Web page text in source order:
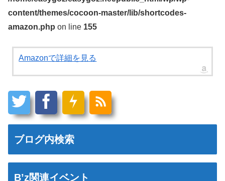
content/themes/cocoon-master/lib/shortcodes-
amazon.php on line 155
Amazonで詳細を見る
ブログ内検索
B’z関連イベント